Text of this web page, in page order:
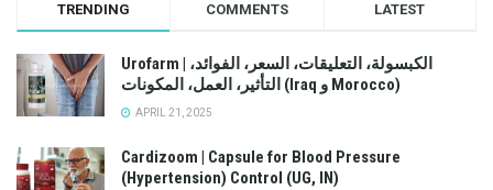
TRENDING COMMENTS LATEST
Urofarm | الكبسولة، التعليقات، السعر، الفوائد،
التأثير، العمل، المكونات (Iraq و Morocco)
APRIL 21, 2025
Cardizoom | Capsule for Blood Pressure
(Hypertension) Control (UG, IN)